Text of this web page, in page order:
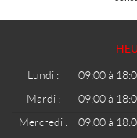
Lundi :
09:00 à
Mardi :
09:00 à
Mercredi :
09:00 à